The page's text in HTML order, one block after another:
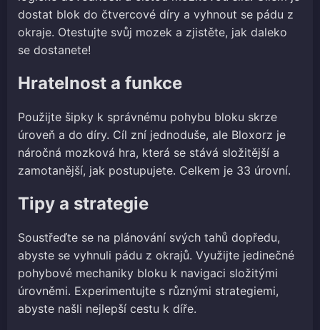
dostat blok do čtvercové díry a vyhnout se pádu z
okraje. Otestujte svůj mozek a zjistěte, jak daleko
se dostanete!
Hratelnost a funkce
Použijte šipky k správnému pohybu bloku skrze
úroveň a do díry. Cíl zní jednoduše, ale Bloxorz je
náročná mozková hra, která se stává složitější a
zamotanější, jak postupujete. Celkem je 33 úrovní.
Tipy a strategie
Soustřeďte se na plánování svých tahů dopředu,
abyste se vyhnuli pádu z okrajů. Využijte jedinečné
pohybové mechaniky bloku k navigaci složitými
úrovněmi. Experimentujte s různými strategiemi,
abyste našli nejlepší cestu k díře.